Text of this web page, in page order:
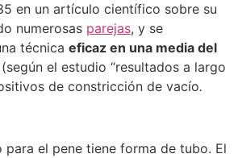
en un artículo científico sobre su
numerosas parejas, y se
técnica eficaz en una media del
el estudio “resultados a largo
de constricción de vacío.
para el pene tiene forma de tubo. El